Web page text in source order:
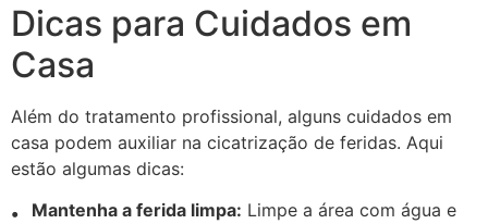
Dicas para Cuidados em
Casa
Além do tratamento profissional, alguns cuidados em
casa podem auxiliar na cicatrização de feridas. Aqui
estão algumas dicas:
Mantenha a ferida limpa: Limpe a área com água e